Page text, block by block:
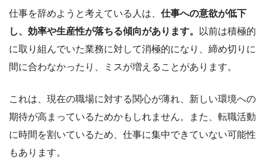
仕事を辞めようと考えている人は、 仕事への意欲が低下
し、効率や生産性が落ちる傾向があります。
以前は積極的
に取り組んでいた業務に対して消極的になり、締め切りに
間に合わなかったり、ミスが増えることがあります。
これは、現在の職場に対する関心が薄れ、新しい環境への
期待が高まっているためかもしれません。また、転職活動
に時間を割いているため、仕事に集中できていない可能性
もあります。